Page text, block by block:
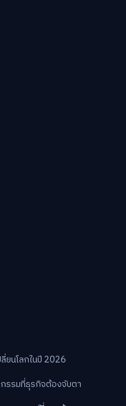
ยนโลกในปี 2026
รรมที่ธุรกิจต้องจับตา